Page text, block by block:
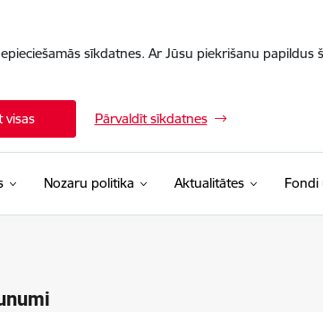
sīkdatnes. Ar Jūsu piekrišanu
visas Pārvaldīt sīkdatnes
Nozaru politika Aktualitātes Fondi